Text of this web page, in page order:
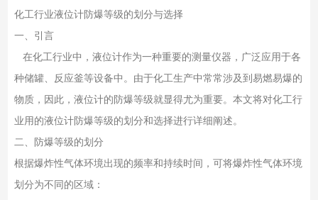
化工行业液位计防爆等级的划分与选择
一、引言
在化工行业中，液位计作为一种重要的测量仪器，广泛应用于各
种储罐、反应釜等设备中。由于化工生产中常常涉及到易燃易爆的
物质，因此，液位计的防爆等级就显得尤为重要。本文将对化工行
业用的液位计防爆等级的划分和选择进行详细阐述。
二、防爆等级的划分
根据爆炸性气体环境出现的频率和持续时间，可将爆炸性气体环境
划分为不同的区域：